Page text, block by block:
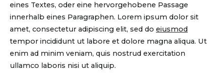
eines Textes, oder eine hervorgehobene Passage
innerhalb eines Paragraphen. Lorem ipsum dolor sit
amet, consectetur adipiscing elit, sed do eiusmod
tempor incididunt ut labore et dolore magna aliqua. Ut
enim ad minim veniam, quis nostrud exercitation
ullamco laboris nisi ut aliquip.